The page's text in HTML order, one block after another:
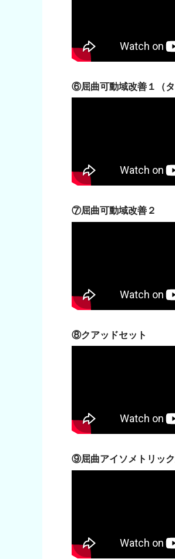
⑥屈曲可動域改善１（
⑦屈曲可動域改善２
⑧クアッドセット
⑨屈曲アイソメトリッ